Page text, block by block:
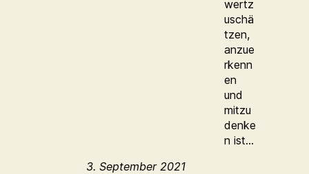
wertz
uschä
tzen,
anzue
rkenn
en
und
mitzu
denke
n ist…
3. September 2021